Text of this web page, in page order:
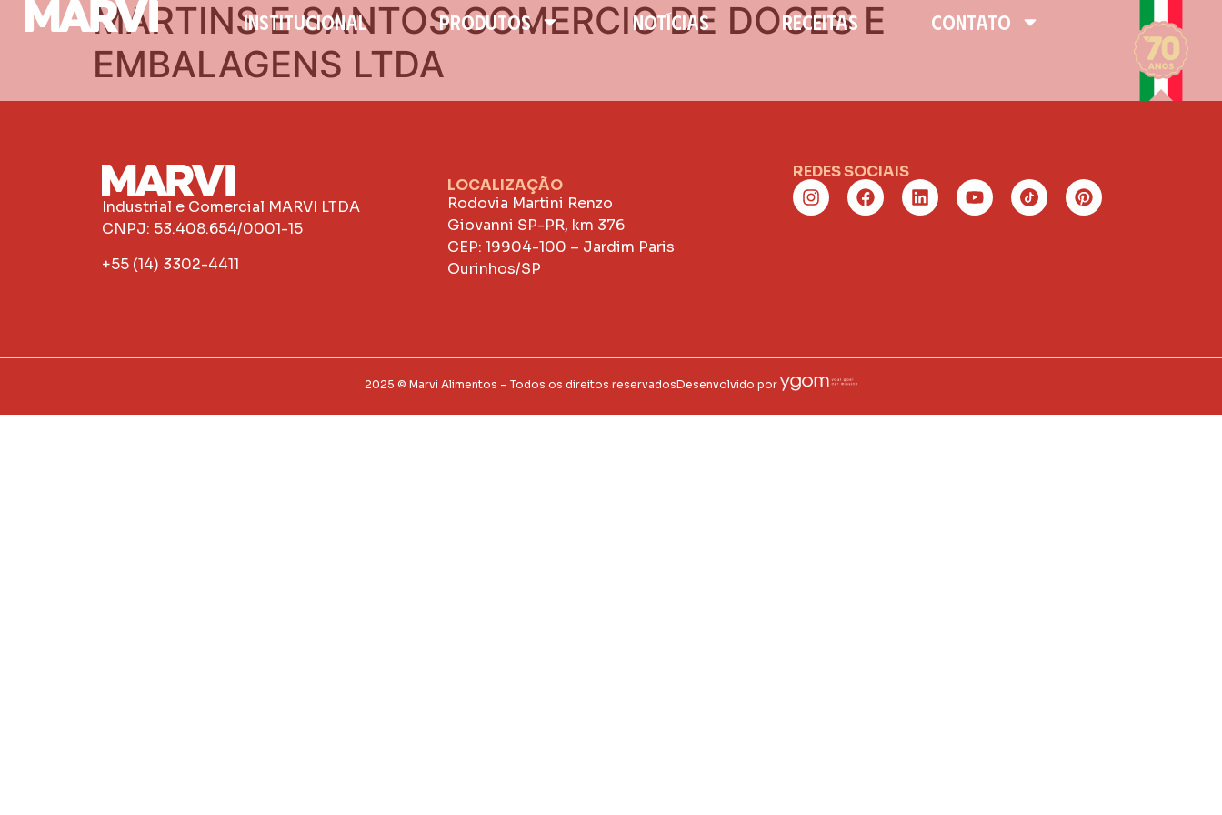
INSTITUCIONAL PRODUTOS NOTÍCIAS RECEITAS CONTATO
MARTINS E SANTOS COMERCIO DE DOCES E
EMBALAGENS LTDA
Industrial e Comercial MARVI LTDA
CNPJ: 53.408.654/0001-15
+55 (14) 3302-4411
LOCALIZAÇÃO
Rodovia Martini Renzo
Giovanni SP-PR, km 376
CEP: 19904-100 – Jardim Paris
Ourinhos/SP
REDES SOCIAIS
2025 © Marvi Alimentos – Todos os direitos reservadosDesenvolvido por